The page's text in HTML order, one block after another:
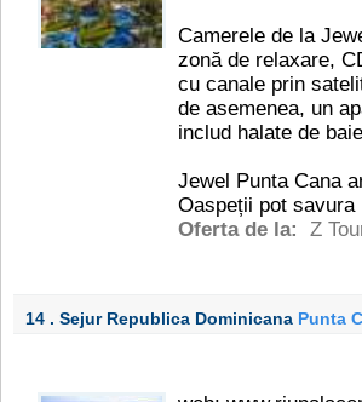
Camerele de la
zonă de relaxare,
cu canale prin
de asemenea, un
includ halate de
Jewel Punta Cana
Oaspeții pot savura
Oferta de la:
Z
14 . Sejur Republica Dominicana Punta